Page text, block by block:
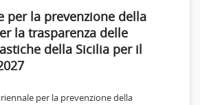
per la prevenzione della
la trasparenza delle
della Sicilia per il
per la prevenzione della